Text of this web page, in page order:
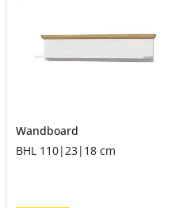
Wandboard
BHL 110|23|18 cm